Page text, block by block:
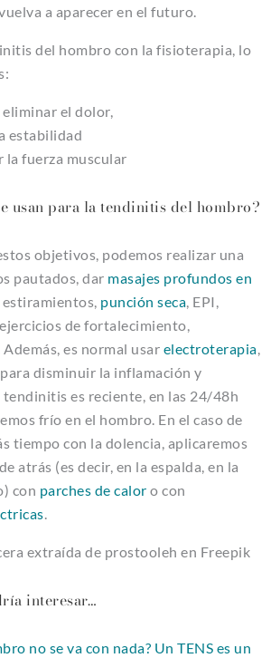
a aparecer en el futuro.
del hombro con la fisioterapia, lo
eliminar el dolor,
estabilidad
la fuerza muscular
usan para la tendinitis del hombro?
objetivos, podemos realizar una
pautados, dar masajes profundos en
estiramientos, punción seca, EPI,
de fortalecimiento,
Además, es normal usar electroterapia,
disminuir la inflamación y
tendinitis es reciente, en las 24/48h
frío en el hombro. En el caso de
tiempo con la dolencia, aplicaremos
atrás (es decir, en la espalda, en la
con parches de calor o con
.
extraída de prostooleh en Freepik
interesar…
no se va con nada? Un TENS es un